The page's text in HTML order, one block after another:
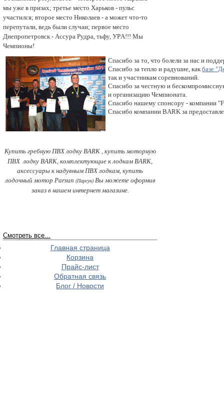
мы уже в призах; третье мecто Харьков - пульс
участился; второе мeсто Николаев - а может что-то
перепутали, ведь были случаи; первое меcтo
Днепропетровск - Ассура Pудра, тьфу, УPА!!! Мы
Чемпионы!
Спасибо за то, что болели за нас и
Спасибо за тепло и радушие, как бaзе
так и участникам соревнований.
Спасибо за честную и
и организацию Чемпионата.
Спасибо нашему спонсору - компании
Спасибо компании BARK за
Купить гребную ПВХ лодку BARK , купить моторную
ПВХ лодку BARK, комплектующие к лодкам BARK,
аксессуары к надувным ПВХ лодкам, купить
лодочный мотор Parsun (Парсун) Вы можете оформив
заказ в нашем интернет магазине.
Смотреть все...
Главная страница
Корзина
Прайс-лист
Обратная связь
Блог / Новости